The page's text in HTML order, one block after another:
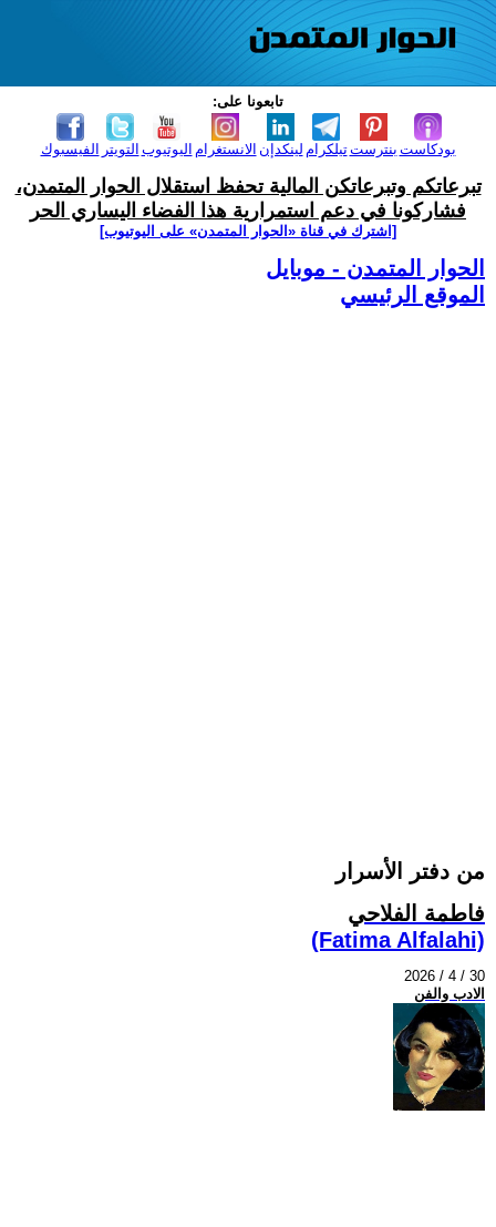
تابعونا على:
الفيسبوك التويتر اليوتيوب الانستغرام لينكدإن تيلكرامبنترست بودكاست
تبرعاتكم وتبرعاتكن المالية تحفظ استقلال الحوار المتمدن،
فشاركونا في دعم استمرارية هذا الفضاء اليساري الحر
[اشترك في قناة ‫«الحوار المتمدن» على اليوتيوب]
الحوار المتمدن - موبايل
الموقع الرئيسي
من دفتر الأسرار
فاطمة الفلاحي
(Fatima Alfalahi)
2026 / 4 / 30
الادب والفن